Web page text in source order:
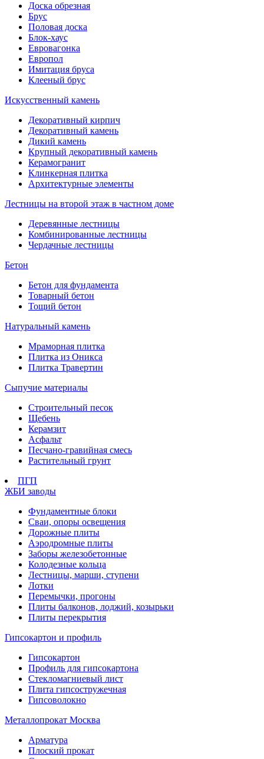
Доска обрезная
Брус
Половая доска
Блок-хаус
Евровагонка
Европол
Имитация бруса
Клееный брус
Искусственный камень
Декоративный кирпич
Декоративный камень
Дикий камень
Крупный декоративный камень
Керамогранит
Клинкерная плитка
Архитектурные элементы
Лестницы на второй этаж в частном доме
Деревянные лестницы
Комбинированные лестницы
Чердачные лестницы
Бетон
Бетон для фундамента
Товарный бетон
Тощий бетон
Натуральный камень
Мраморная плитка
Плитка из Оникса
Плитка Травертин
Сыпучие материалы
Строительный песок
Щебень
Керамзит
Асфальт
Песчано-гравийная смесь
Растительный грунт
ПГП
ЖБИ заводы
Фундаментные блоки
Сваи, опоры освещения
Дорожные плиты
Аэродромные плиты
Заборы железобетонные
Колодезные кольца
Лестницы, марши, ступени
Лотки
Перемычки, прогоны
Плиты балконов, лоджий, козырьки
Плиты перекрытия
Гипсокартон и профиль
Гипсокартон
Профиль для гипсокартона
Стекломагниевый лист
Плита гипсостружечная
Гипсоволокно
Металлопрокат Москва
Арматура
Плоский прокат